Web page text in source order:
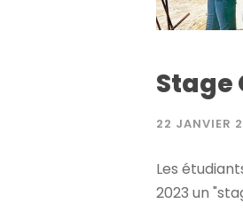
Stage
22 JANVIER
Les
2023 un